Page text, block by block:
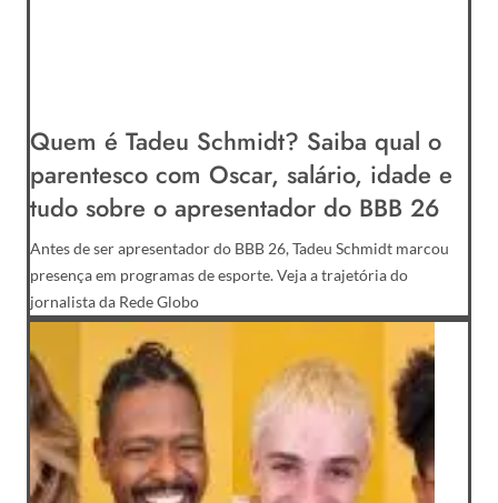
Quem é Tadeu Schmidt? Saiba qual o
parentesco com Oscar, salário, idade e
tudo sobre o apresentador do BBB 26
Antes de ser apresentador do BBB 26, Tadeu Schmidt marcou
presença em programas de esporte. Veja a trajetória do
jornalista da Rede Globo